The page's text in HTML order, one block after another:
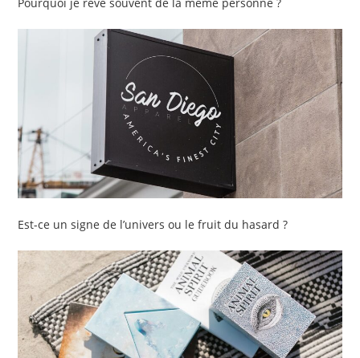
Est-ce un signe de l’univers ou le fruit du hasard ?